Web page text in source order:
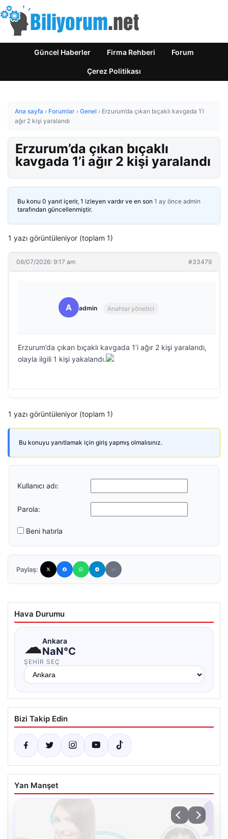
Güncel Haberler Firma Rehberi Forum
Çerez Politikası
Ana sayfa › Forumlar › Genel › Erzurum’da çıkan bıçaklı kavgada 1’i
ağır 2 kişi yaralandı
Erzurum’da çıkan bıçaklı
kavgada 1’i ağır 2 kişi yaralandı
Bu konu 0 yanıt içerir, 1 izleyen vardır ve en son 1 ay önce admin
tarafından güncellenmiştir.
1 yazı görüntüleniyor (toplam 1)
06/07/2026: 9:17 am #33479
A admin Anahtar yönetici
Erzurum’da çıkan bıçaklı kavgada 1’i ağır 2 kişi yaralandı,
olayla ilgili 1 kişi yakalandı.
1 yazı görüntüleniyor (toplam 1)
Bu konuyu yanıtlamak için giriş yapmış olmalısınız.
Kullanıcı adı:
Parola:
Beni hatırla
Paylaş:
Hava Durumu
☁Ankara
NaN°C
ŞEHIR SEÇ
Bizi Takip Edin
Yan Manşet